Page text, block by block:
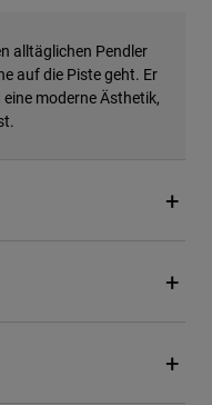
alltäglichen Pendler
auf die Piste geht. Er
moderne Ästhetik,